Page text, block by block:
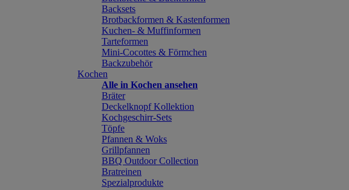
Backsets
Brotbackformen & Kastenformen
Kuchen- & Muffinformen
Tarteformen
Mini-Cocottes & Förmchen
Backzubehör
Kochen
Alle in Kochen ansehen
Bräter
Deckelknopf Kollektion
Kochgeschirr-Sets
Töpfe
Pfannen & Woks
Grillpfannen
BBQ Outdoor Collection
Bratreinen
Spezialprodukte